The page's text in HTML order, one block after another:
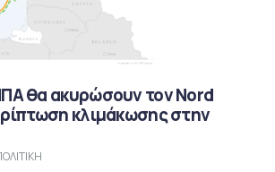
θα ακυρώσουν τον Nord
κλιμάκωσης στην